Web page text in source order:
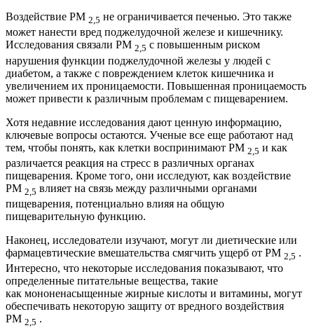
Воздействие PM 2,5 не ограничивается печенью. Это также
может нанести вред поджелудочной железе и кишечнику.
Исследования связали PM 2,5 с повышенным риском
нарушения функции поджелудочной железы у людей с
диабетом, а также с повреждением клеток кишечника и
увеличением их проницаемости. Повышенная проницаемость
может привести к различным проблемам с пищеварением.
Хотя недавние исследования дают ценную информацию,
ключевые вопросы остаются. Ученые все еще работают над
тем, чтобы понять, как клетки воспринимают PM 2,5 и как
различается реакция на стресс в различных органах
пищеварения. Кроме того, они исследуют, как воздействие
PM 2,5 влияет на связь между различными органами
пищеварения, потенциально влияя на общую
пищеварительную функцию.
Наконец, исследователи изучают, могут ли диетические или
фармацевтические вмешательства смягчить ущерб от PM 2,5 .
Интересно, что некоторые исследования показывают, что
определенные питательные вещества, такие
как мононенасыщенные жирные кислоты и витамины, могут
обеспечивать некоторую защиту от вредного воздействия
PM 2,5 .